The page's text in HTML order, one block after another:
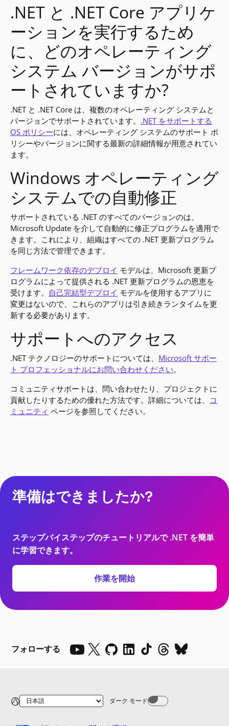
.NET と .NET Core アプリケ
ーションを実行するため
に、どのオペレーティング
システム バージョンがサポ
ートされていますか?
.NET と .NET Core は、複数のオペレーティング システムと
バージョンでサポートされています。 .NET をサポートする
OS ポリシーには、オペレーティング システムのサポート ポ
リシーやバージョンに関する最新の詳細情報が用意されてい
ます。
Windows オペレーティング
システムでの自動修正
サポートされている .NET のすべてのバージョンのは、
Microsoft Update を介して自動的に修正プログラムを適用で
きます。これにより、組織はすべての .NET 更新プログラム
を同じ方法で管理できます。
フレームワーク依存のデプロイ モデルは、Microsoft 更新プ
ログラムによって提供される .NET 更新プログラムの恩恵を
受けます。 自己完結型デプロイ モデルを使用するアプリに
変更はないので、これらのアプリは引き続きランタイムを更
新する必要があります。
サポートへのアクセス
.NET テクノロジーのサポートについては、 Microsoft サポー
ト プロフェッショナルにお問い合わせください。
コミュニティサポートは、問い合わせたり、プロジェクトに
貢献したりするための優れた方法です。詳細については、 コ
ミュニティ ページを参照してください。
準備はできましたか?
ステップバイステップのチュートリアルで .NET を簡単
に学習できます。
作業を開始
フォローする
ダーク モード
Dark mode off